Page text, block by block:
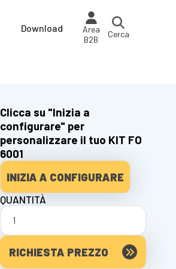
Download
Area
B2B
Cerca
Clicca su "Inizia a
configurare" per
personalizzare il tuo KIT FO
6001
INIZIA A CONFIGURARE
QUANTITÀ
RICHIESTA PREZZO